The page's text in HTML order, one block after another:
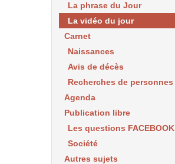
La phrase du Jour
La vidéo du jour
Carnet
Naissances
Avis de décès
Recherches de personnes
Agenda
Publication libre
Les questions FACEBOOK
Société
Autres sujets